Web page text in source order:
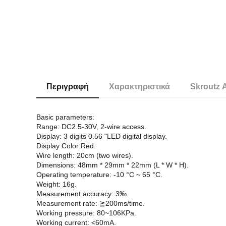
Περιγραφή Χαρακτηριστικά Skroutz
Basic parameters:
Range: DC2.5-30V, 2-wire access.
Display: 3 digits 0.56 "LED digital display.
Display Color:Red.
Wire length: 20cm (two wires).
Dimensions: 48mm * 29mm * 22mm (L * W * H).
Operating temperature: -10 °C ~ 65 °C.
Weight: 16g.
Measurement accuracy: 3‰.
Measurement rate: ≧200ms/time.
Working pressure: 80~106KPa.
Working current: <60mA.